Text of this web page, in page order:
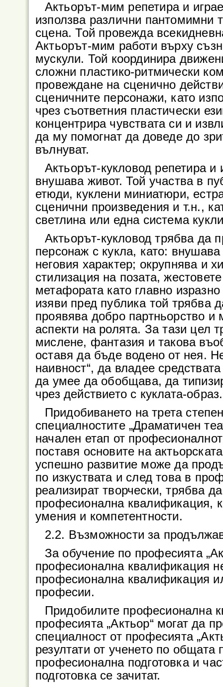
Актьорът-мим репетира и
използва различни пантомимни
сцена. Той провежда
Актьорът-мим работи върху
мускули. Той координира
сложни пластико-ритмически
провеждане на сценично
сценичните персонажи, като
чрез съответния пластически
концентрира чувствата си и
да му помогнат да доведе до
вълнуват.
Актьорът-кукловод репетира
внушава живот. Той участва в
етюди, куклени миниатюри,
сценични произведения и т.н.,
светлина или една система
Актьорът-кукловод трябва да
персонаж с кукла, като:
неговия характер; окрупнява и
стилизация на позата,
метафората като главно
изяви пред публика той трябва
проявява добро партньорство и
аспекти на ролята. За тази цел
мислене, фантазия и такова
оставя да бъде водено от нея.
наивност“, да владее
да умее да обобщава, да
чрез действието с куклата-образ.
Придобиването на трета
специалностите „Драматичен
начален етап от
поставя основите на
успешно развитие може да
по изкуствата и след това в
реализират творчески, трябва
професионална квалификация,
умения и компетентности.
2.2. Възможности за
За обучение по професията
професионална квалификация
професионална квалификация
професии.
Придобилите професионална
професията „Актьор“ могат да
специалност от професията
резултати от ученето по
професионална подготовка и
подготовка се зачитат.